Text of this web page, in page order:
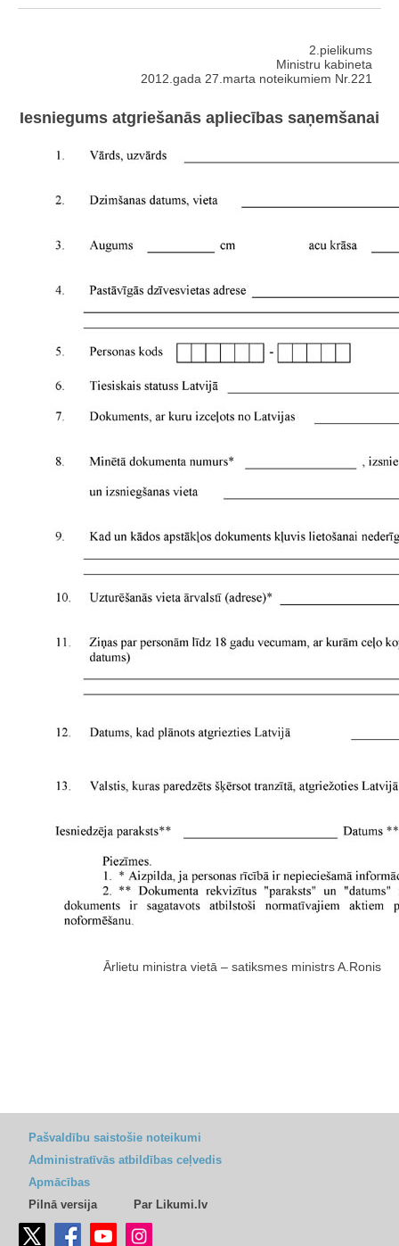
2.pielikums
Ministru kabineta
2012.gada 27.marta noteikumiem Nr.221
Iesniegums atgriešanās apliecības saņemšanai
Ārlietu ministra vietā – satiksmes ministrs A.Ronis
Pašvaldību saistošie noteikumi
Administratīvās atbildības ceļvedis
Apmācības
Pilnā versija
Par Likumi.lv